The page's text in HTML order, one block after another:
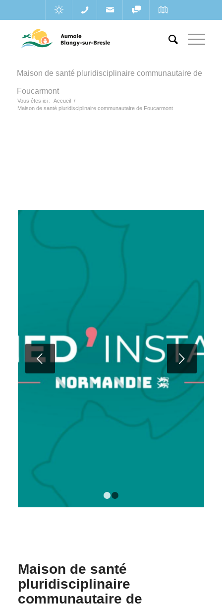
Maison de santé pluridisciplinaire communautaire de
Foucarmont
Vous êtes ici : Accueil /
Maison de santé pluridisciplinaire communautaire de Foucarmont
Suivant
Maison de santé
pluridisciplinaire
communautaire de